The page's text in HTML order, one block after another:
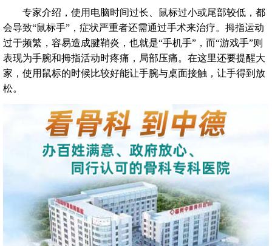
专家介绍，使用电脑时间过长、鼠标过小或尾部较低，都
会导致“鼠标手”，症状严重者还需通过手术来治疗。拇指运动
过于频繁，容易造成腱鞘炎，也就是“手机手”，而“游戏手”则
表现为手腕和拇指活动时疼痛，局部压痛。在这里还要提醒大
家，使用鼠标的时候比较好能让手腕与桌面接触，让手得到放
松。